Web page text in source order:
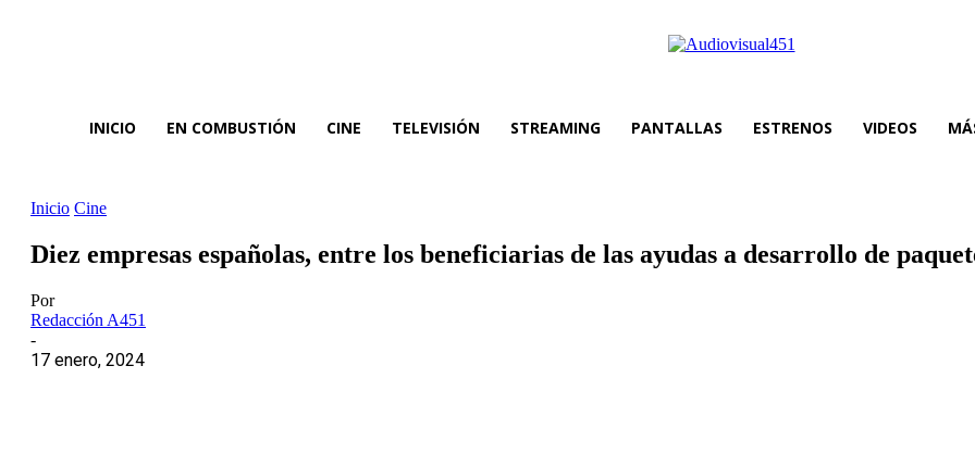
INICIO EN COMBUSTIÓN CINE TELEVISIÓN STREAMING PANTALLAS ESTRENOS VIDEOS
Inicio Cine
Diez empresas españolas, entre los beneficiarias de las ayudas a desarrollo de
Por
Redacción A451
-
17 enero, 2024